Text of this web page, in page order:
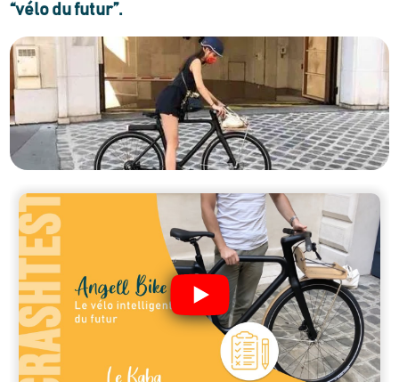
“vélo du futur”.